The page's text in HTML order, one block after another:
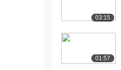
03:15
01:57